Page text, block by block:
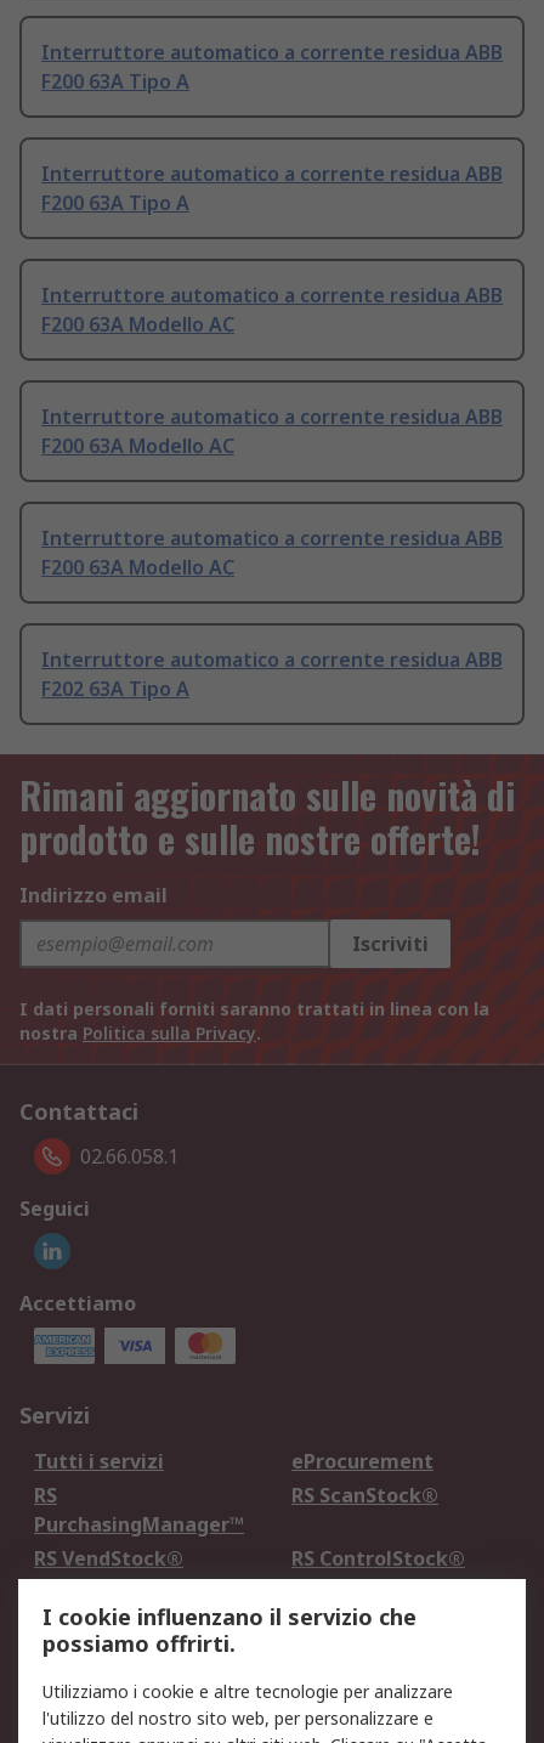
Interruttore automatico a corrente residua ABB
F200 63A Tipo A
Interruttore automatico a corrente residua ABB
F200 63A Tipo A
Interruttore automatico a corrente residua ABB
F200 63A Modello AC
Interruttore automatico a corrente residua ABB
F200 63A Modello AC
Interruttore automatico a corrente residua ABB
F200 63A Modello AC
Interruttore automatico a corrente residua ABB
F202 63A Tipo A
Rimani aggiornato sulle novità di
prodotto e sulle nostre offerte!
Indirizzo email
Iscriviti
I dati personali forniti saranno trattati in linea con la
nostra Politica sulla Privacy.
Contattaci
02.66.058.1
Seguici
Accettiamo
Servizi
Tutti i servizi
eProcurement
RS
PurchasingManager™
RS ScanStock®
RS VendStock®
RS ControlStock®
Legale
Informativa Cookie
Informativa Privacy -
Aggiornata
I cookie influenzano il servizio che
possiamo offrirti.
Utilizziamo i cookie e altre tecnologie per analizzare
l'utilizzo del nostro sito web, per personalizzare e